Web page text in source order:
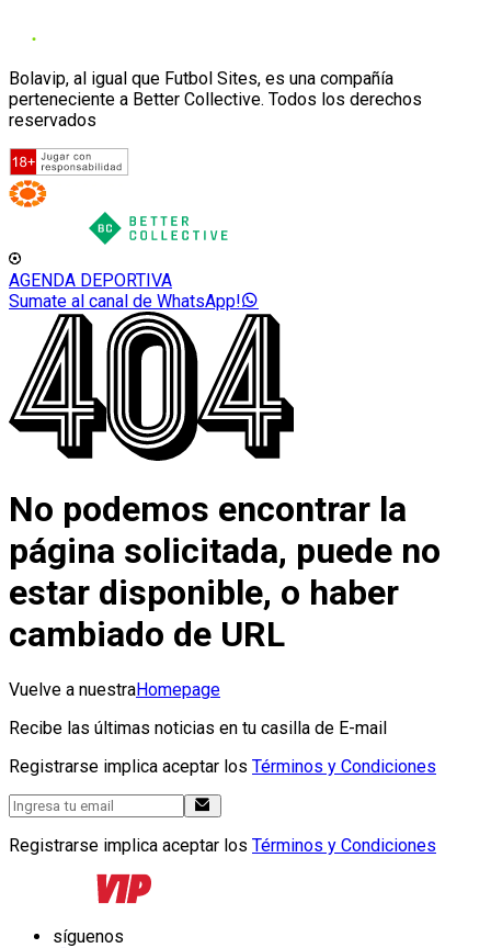
Bolavip, al igual que Futbol Sites, es una compañía
perteneciente a Better Collective. Todos los derechos
reservados
AGENDA DEPORTIVA
Sumate al canal de WhatsApp!
No podemos encontrar la
página solicitada, puede no
estar disponible, o haber
cambiado de URL
Vuelve a nuestraHomepage
Recibe las últimas noticias en tu casilla de E-mail
Registrarse implica aceptar los Términos y Condiciones
Registrarse implica aceptar los Términos y Condiciones
síguenos